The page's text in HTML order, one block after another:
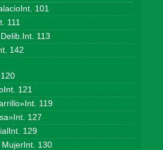
101
111
113
142
121
119
127
129
130